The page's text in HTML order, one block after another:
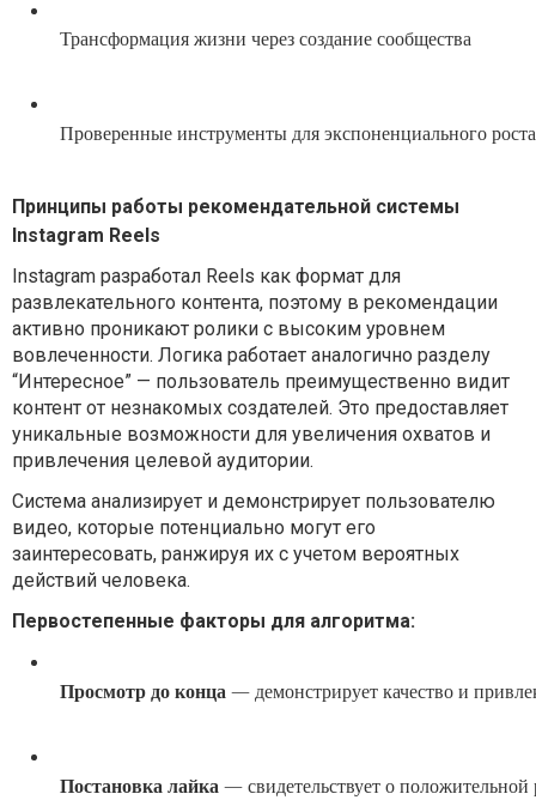
Трансформация жизни через создание сообщества
Проверенные инструменты для экспоненциального роста
Принципы работы рекомендательной системы
Instagram Reels
Instagram разработал Reels как формат для
развлекательного контента, поэтому в рекомендации
активно проникают ролики с высоким уровнем
вовлеченности. Логика работает аналогично разделу
“Интересное” — пользователь преимущественно видит
контент от незнакомых создателей. Это предоставляет
уникальные возможности для увеличения охватов и
привлечения целевой аудитории.
Система анализирует и демонстрирует пользователю
видео, которые потенциально могут его
заинтересовать, ранжируя их с учетом вероятных
действий человека.
Первостепенные факторы для алгоритма:
Просмотр до конца — демонстрирует качество и
Постановка лайка — свидетельствует о положительной